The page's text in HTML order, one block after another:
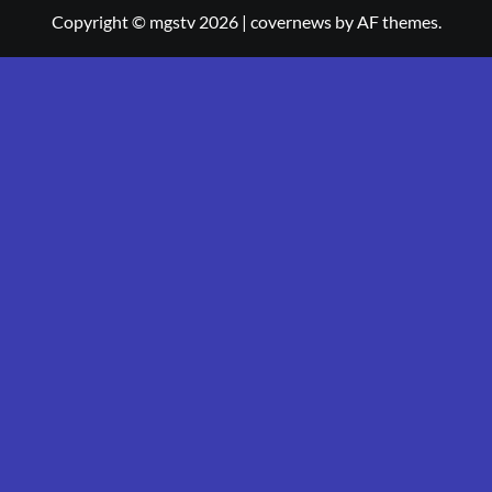
Copyright © mgstv 2026 | covernewsby AF themes.